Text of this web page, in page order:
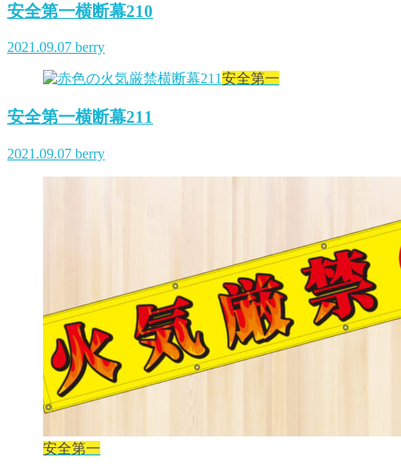
安全第一横断幕210
2021.09.07 berry
安全第一
安全第一横断幕211
2021.09.07 berry
安全第一